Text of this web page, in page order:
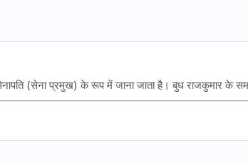
(सेना प्रमुख) के रूप में जाना जाता है। बुध राजकुमार के